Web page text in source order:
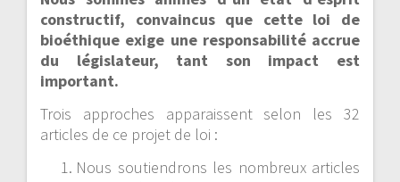
constructif, convaincus que cette loi de
bioéthique exige une responsabilité accrue
du législateur, tant son impact est
important.
Trois approches apparaissent selon les 32
articles de ce projet de loi :
Nous soutiendrons les nombreux articles